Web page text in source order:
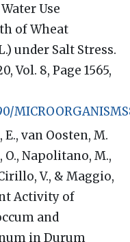
Use
of Wheat
under Salt Stress.
Vol. 8, Page 1565,
van Oosten, M.
O., Napolitano, M.,
V., & Maggio,
Activity of
and
in Durum